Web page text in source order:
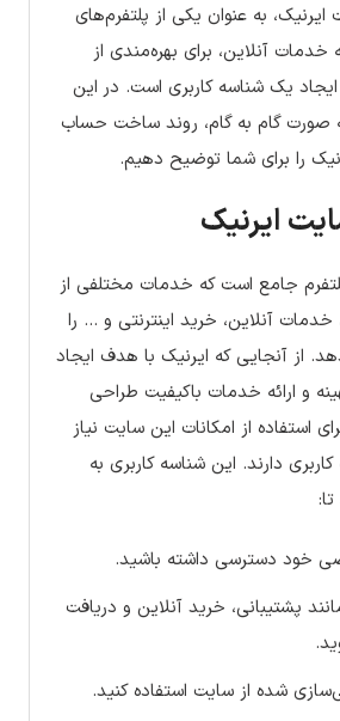
به عنوان یکی از پلتفرم‌های
خدمات آنلاین، برای بهره‌مندی از
ایجاد یک شناسه کاربری است. در این
صورت گام به گام، روند ساخت حساب
را برای شما توضیح دهیم.
ایرنیک
جامع است که خدمات مختلفی از
خدمات آنلاین، خرید اینترنتی و … را
از آنجایی که ایرنیک با هدف ایجاد
و ارائه خدمات باکیفیت طراحی
استفاده از امکانات این سایت نیاز
دارند. این شناسه کاربری به
خود دسترسی داشته باشید.
پشتیبانی، خرید آنلاین و دریافت
شده از سایت استفاده کنید.